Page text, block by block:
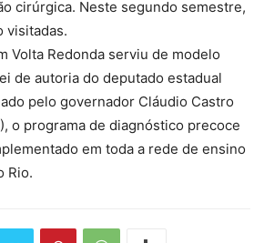
cirúrgica. Neste segundo semestre,
visitadas.
Volta Redonda serviu de modelo
de autoria do deputado estadual
pelo governador Cláudio Castro
o programa de diagnóstico precoce
em toda a rede de ensino
Rio.